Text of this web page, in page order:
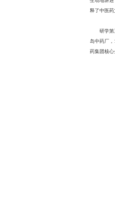
释了中医药
研学第
岛中药厂
药集团核